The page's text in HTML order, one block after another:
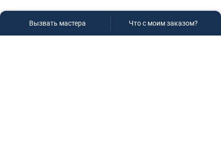
Вызвать мастера Что с моим заказом?